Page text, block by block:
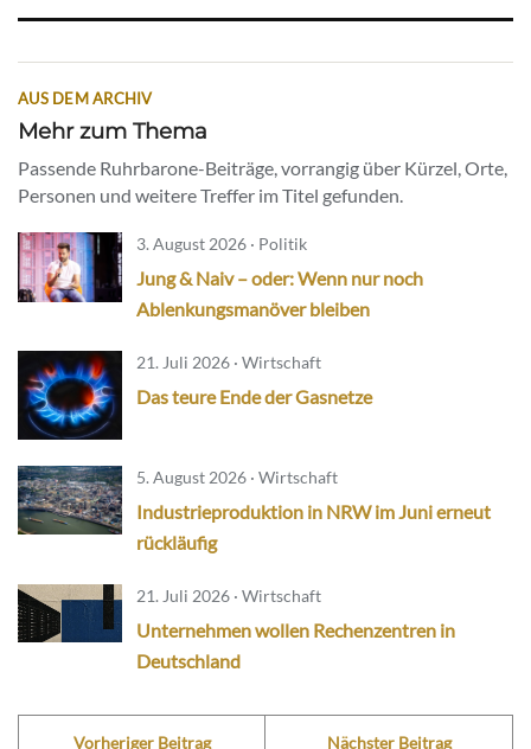
AUS DEM ARCHIV
Mehr zum Thema
Passende Ruhrbarone-Beiträge, vorrangig über Kürzel, Orte,
Personen und weitere Treffer im Titel gefunden.
3. August 2026 · Politik
Jung & Naiv – oder: Wenn nur noch
Ablenkungsmanöver bleiben
21. Juli 2026 · Wirtschaft
Das teure Ende der Gasnetze
5. August 2026 · Wirtschaft
Industrieproduktion in NRW im Juni erneut
rückläufig
21. Juli 2026 · Wirtschaft
Unternehmen wollen Rechenzentren in
Deutschland
Vorheriger Beitrag Nächster Beitrag